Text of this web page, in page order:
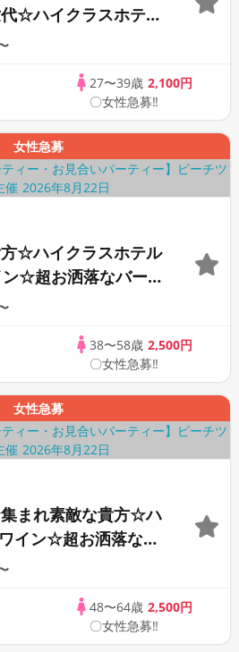
☆ハイクラスホテル
バーダイニングの
27〜39歳 2,100円
〇女性急募‼
女性急募
☆ハイクラスホテル
☆超お洒落なバーダ
ルで開催☆☆
38〜58歳 2,500円
〇女性急募‼
女性急募
まれ素敵な貴方☆ハ
イン☆超お洒落なバ
クテルで開催☆☆
48〜64歳 2,500円
〇女性急募‼